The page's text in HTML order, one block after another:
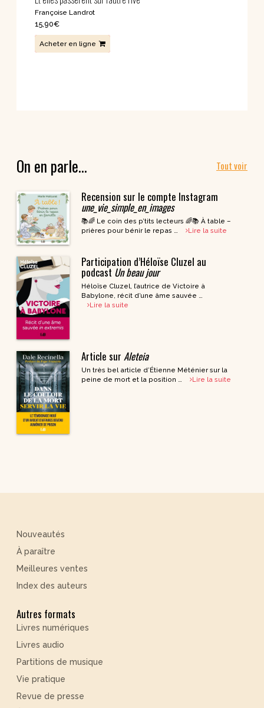
Françoise Landrot
15,90€
Acheter en ligne
On en parle… Tout voir
Recension sur le compte Instagram
une_vie_simple_en_images
📚🌈 Le coin des p’tits lecteurs 🌈📚 À table –
prières pour bénir le repas …
Lire la suite
Participation d’Héloïse Cluzel au
podcast Un beau jour
Héloïse Cluzel, l’autrice de Victoire à
Babylone, récit d’une âme sauvée …
Lire la suite
Article sur Aleteia
Un très bel article d’Étienne Méténier sur la
peine de mort et la position …
Lire la suite
Nouveautés
À paraître
Meilleures ventes
Index des auteurs
Autres formats
Livres numériques
Livres audio
Partitions de musique
Vie pratique
Revue de presse